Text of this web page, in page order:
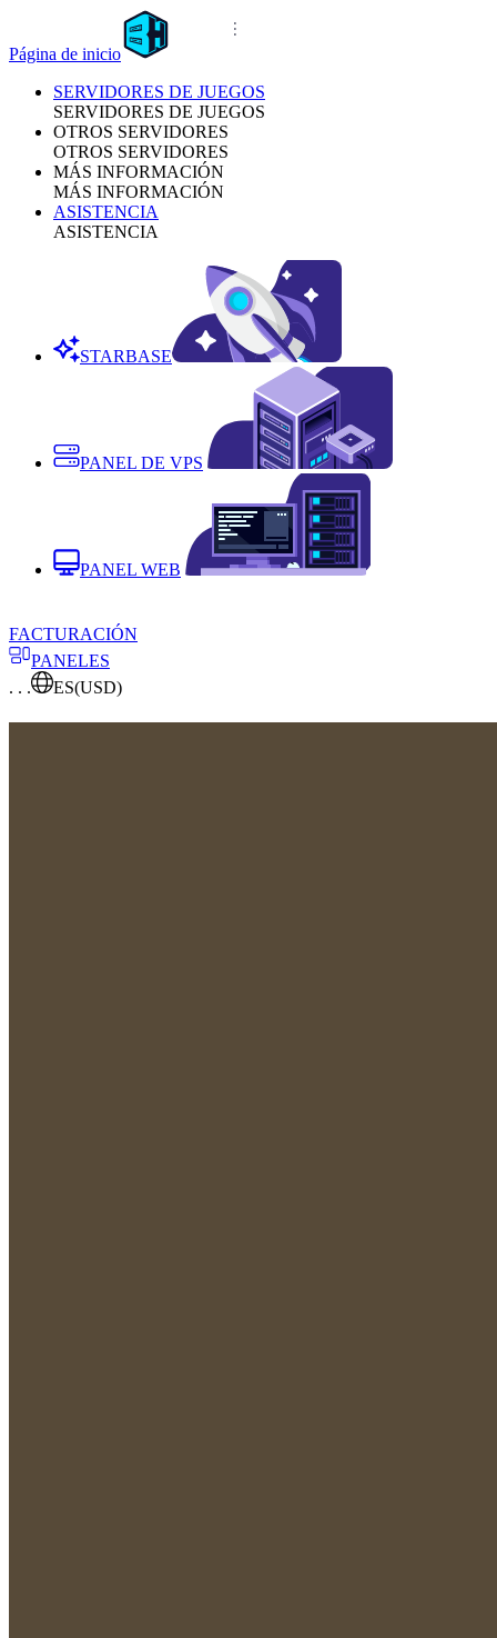
Página de inicio
SERVIDORES DE JUEGOS
SERVIDORES DE JUEGOS
OTROS SERVIDORES
OTROS SERVIDORES
MÁS INFORMACIÓN
MÁS INFORMACIÓN
ASISTENCIA
ASISTENCIA
STARBASE
PANEL DE VPS
PANEL WEB
FACTURACIÓN
PANELES
. . .
ES(USD)